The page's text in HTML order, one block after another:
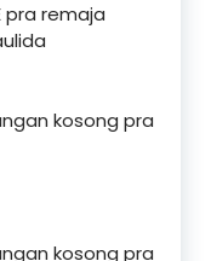
pra remaja
kosong pra
kosong pra